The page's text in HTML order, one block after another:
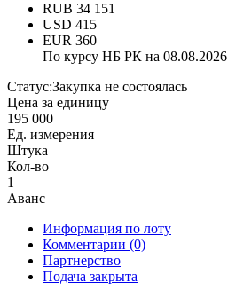
RUB 34 151
USD 415
EUR 360
По курсу НБ РК на 08.08.2026
Статус:Закупка не состоялась
Цена за единицу
195 000
Ед. измерения
Штука
Кол-во
1
Аванс
Информация по лоту
Комментарии (0)
Партнерство
Подача закрыта